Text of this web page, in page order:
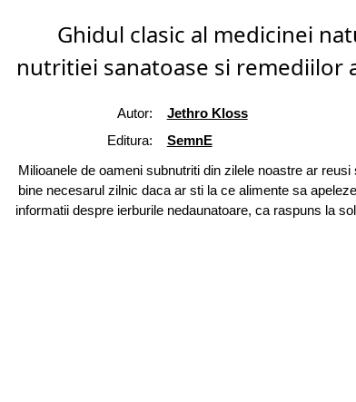
Ghidul clasic al medicinei
nutritiei sanatoase si remediilor
Autor:
Jethro Kloss
Editura:
SemnE
Milioanele de oameni subnutriti din zilele noastre ar
bine necesarul zilnic daca ar sti la ce alimente sa
informatii despre ierburile nedaunatoare, ca raspuns la